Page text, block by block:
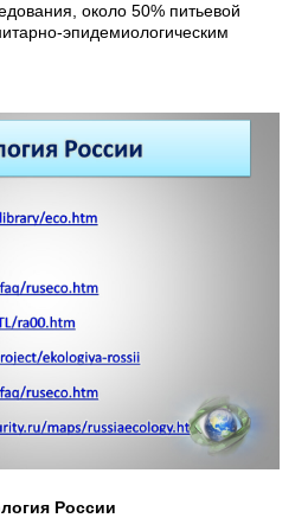
около 50% питьевой
эпидемиологическим
России